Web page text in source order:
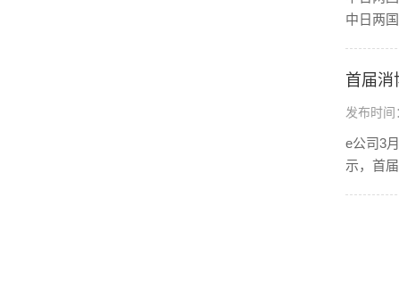
中日两
首届消
发布时
e公司3
示，首